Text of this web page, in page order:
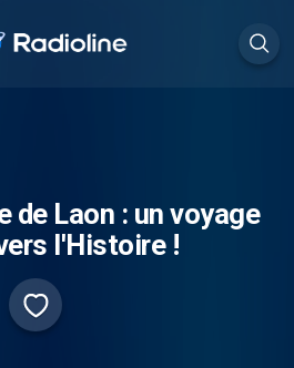
de Laon : un voyage
l'Histoire !